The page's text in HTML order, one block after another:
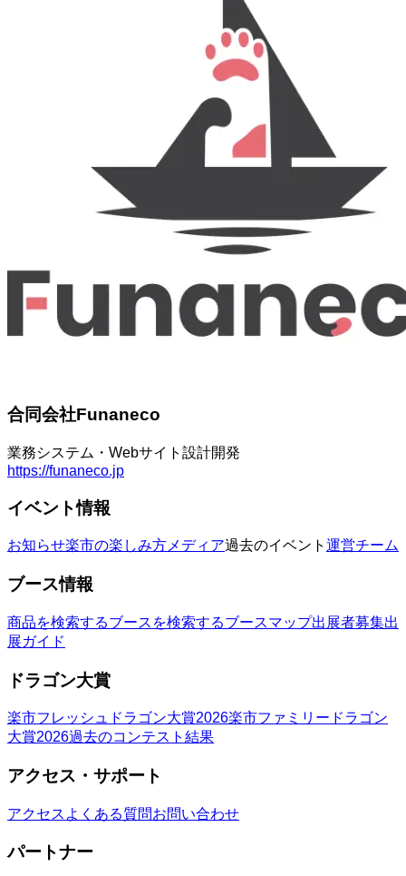
合同会社Funaneco
業務システム・Webサイト設計開発
https://funaneco.jp
イベント情報
お知らせ楽市の楽しみ方メディア過去のイベント 運営チーム
ブース情報
商品を検索するブースを検索するブースマップ出展者募集出
展ガイド
ドラゴン大賞
楽市フレッシュドラゴン大賞2026楽市ファミリードラゴン
大賞2026過去のコンテスト結果
アクセス・サポート
アクセス よくある質問お問い合わせ
パートナー